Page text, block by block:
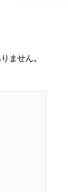
ません。